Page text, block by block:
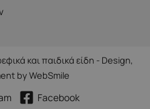
και παιδικά είδη - Design,
byWebSmile
Facebook